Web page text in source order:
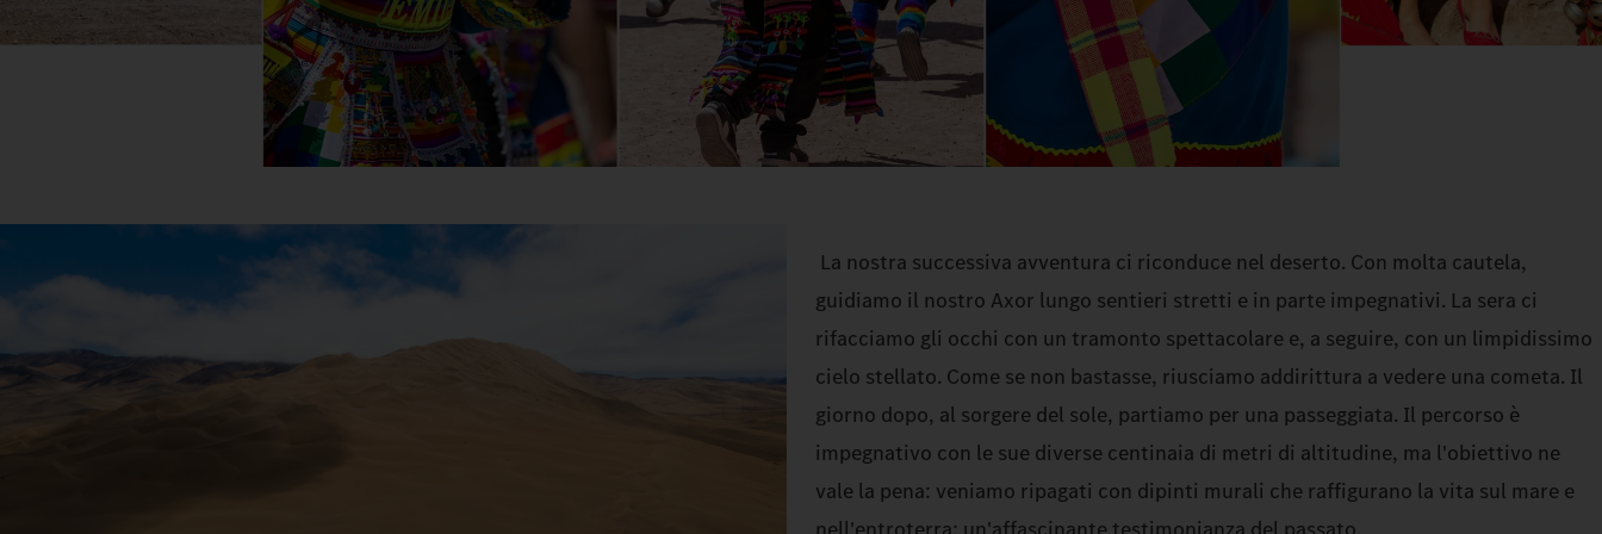
La nostra successiva avventura ci riconduce nel deserto. Con molta cautela,
guidiamo il nostro Axor lungo sentieri stretti e in parte impegnativi. La sera ci
rifacciamo gli occhi con un tramonto spettacolare e, a seguire, con un limpidissimo
cielo stellato. Come se non bastasse, riusciamo addirittura a vedere una cometa. Il
giorno dopo, al sorgere del sole, partiamo per una passeggiata. Il percorso è
impegnativo con le sue diverse centinaia di metri di altitudine, ma l'obiettivo ne
vale la pena: veniamo ripagati con dipinti murali che raffigurano la vita sul mare e